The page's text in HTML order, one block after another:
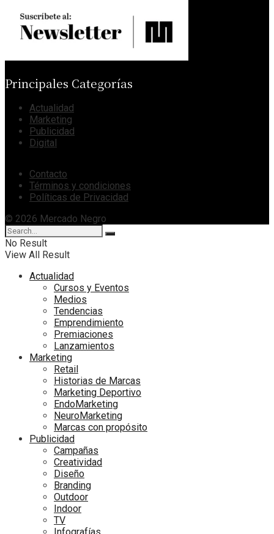
Principales Categorías
Actualidad
Marketing
Publicidad
Digital
Contacto
Términos y condiciones
Políticas de Privacidad
© 2026 Mercado Negro
No Result
View All Result
Actualidad
Cursos y Eventos
Medios
Tendencias
Emprendimiento
Premiaciones
Lanzamientos
Marketing
Retail
Historias de Marcas
Marketing Deportivo
EndoMarketing
NeuroMarketing
Marcas con propósito
Publicidad
Campañas
Creatividad
Diseño
Branding
Outdoor
Indoor
TV